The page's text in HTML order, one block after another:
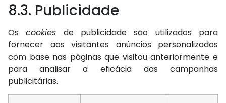
8.3. Publicidade
Oscookies de publicidade são utilizados para
fornecer aos visitantes anúncios personalizados
com base nas páginas que visitou anteriormente e
para analisar a eficácia das campanhas
publicitárias.